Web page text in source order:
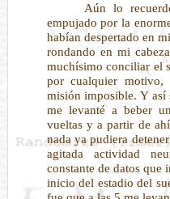
Aún lo recuerdo,
empujado por la
habían despertado en
rondando en mi
muchísimo conciliar el
por cualquier
misión imposible. Y así
me levanté a beber
vueltas y a partir de
nada ya pudiera
agitada actividad
constante de datos
inicio del estadio del